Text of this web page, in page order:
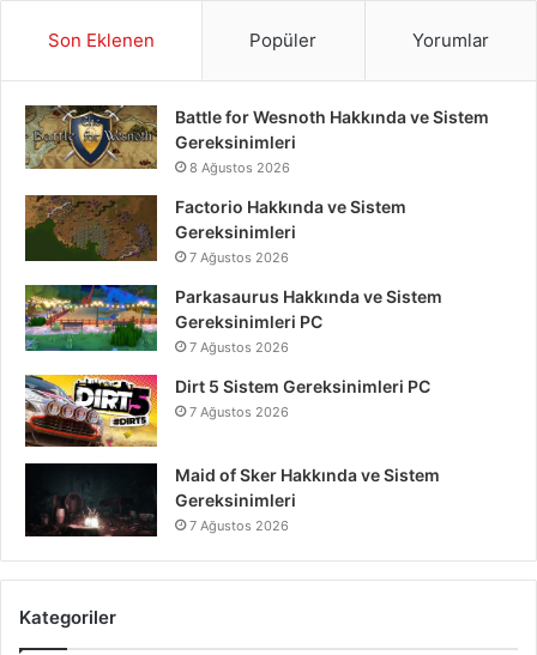
Son Eklenen Popüler Yorumlar
Battle for Wesnoth Hakkında ve Sistem
Gereksinimleri
8 Ağustos 2026
Factorio Hakkında ve Sistem
Gereksinimleri
7 Ağustos 2026
Parkasaurus Hakkında ve Sistem
Gereksinimleri PC
7 Ağustos 2026
Dirt 5 Sistem Gereksinimleri PC
7 Ağustos 2026
Maid of Sker Hakkında ve Sistem
Gereksinimleri
7 Ağustos 2026
Kategoriler